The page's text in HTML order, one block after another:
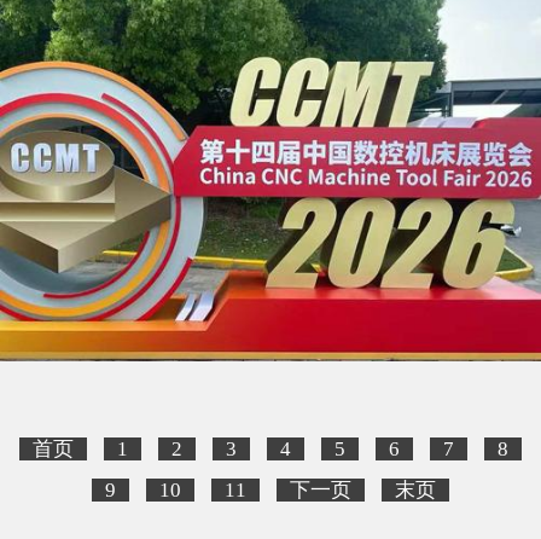
首页 1 2 3 4 5 6 7
8
9
10 11 下一页 末页